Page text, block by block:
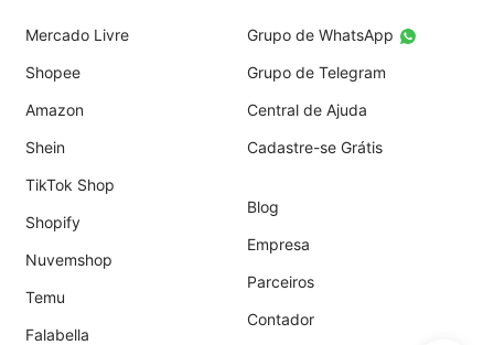
Mercado Livre
Shopee
Amazon
Shein
TikTok Shop
Shopify
Nuvemshop
Temu
Falabella
Grupo de WhatsApp
Grupo de Telegram
Central de Ajuda
Cadastre-se Grátis
Blog
Empresa
Parceiros
Contador